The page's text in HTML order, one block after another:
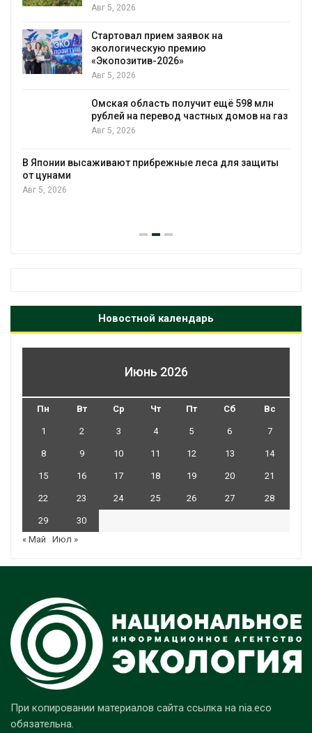
Авг 5, 2026
Стартовал прием заявок на
экологическую премию
«Экопозитив-2026»
Авг 5, 2026
Омская область получит ещё 598 млн
рублей на перевод частных домов на газ
Авг 5, 2026
В Японии высаживают прибрежные леса для защиты
от цунами
Авг 5, 2026
Новостной календарь
Июнь 2026
Пн Вт Ср Чт Пт Сб Вс
1 2 3 4 5 6 7
8 9 10 11 12 13 14
15 16 17 18 19 20 21
22 23 24 25 26 27 28
29
30
« Май
Июл »
При копировании материалов сайта ссылка на nia.eco
обязательна.